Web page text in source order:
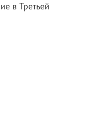
в Третьей